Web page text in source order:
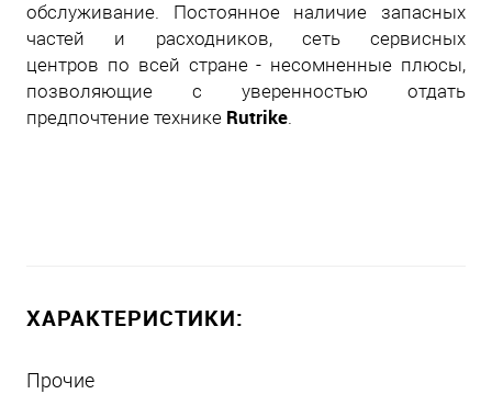
обслуживание. Постоянное наличие запасных
частей и расходников, сеть сервисных
центров по всей стране - несомненные плюсы,
позволяющие с уверенностью отдать
предпочтение технике Rutrike.
ХАРАКТЕРИСТИКИ:
Прочие